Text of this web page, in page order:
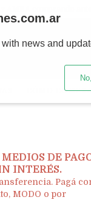
CÓMO
DE PAGO
INTERÉS.
Pagá
MODO o por
news and